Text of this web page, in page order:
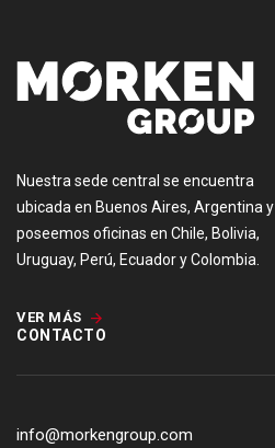
Nuestra sede central se encuentra
ubicada en Buenos Aires, Argentina y
poseemos oficinas en Chile, Bolivia,
Uruguay, Perú, Ecuador y Colombia.
VER MÁS
CONTACTO
info@morkengroup.com